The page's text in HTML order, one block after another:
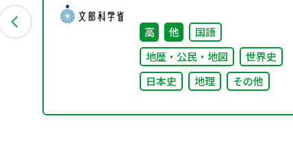
高 他
国語
地歴・公民・地図
世界史
日本史
地理 その他